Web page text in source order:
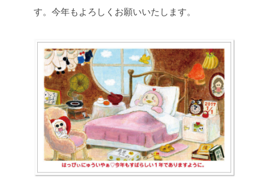
す。今年もよろしくお願いいたします。